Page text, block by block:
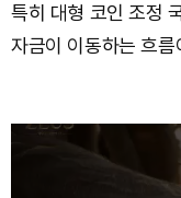
특히 대형 코인 조정
자금이 이동하는 흐름